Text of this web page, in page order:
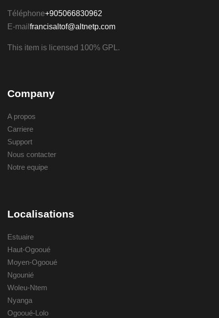
Téléphone+905066830962
E-mail francisaltof@altnetp.com
This item is licensed 100% GPL.
Company
A propos
Carriere
Support
Nous contacter
Notre equipe
Localisations
Estuaire
Haut-Ogooué
Moyen-Ogooué
Ngounié
Woleu-Ntem
Nyanga
Ogooué-Lolo